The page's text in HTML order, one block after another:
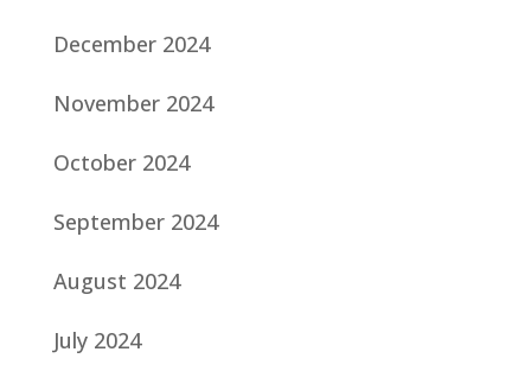
December 2024
November 2024
October 2024
September 2024
August 2024
July 2024